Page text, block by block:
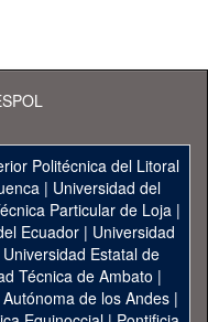
Politécnica del Litoral
| Universidad del
Particular de Loja|
Ecuador| Universidad
Universidad Estatal de
Técnica de Ambato |
de los Andes|